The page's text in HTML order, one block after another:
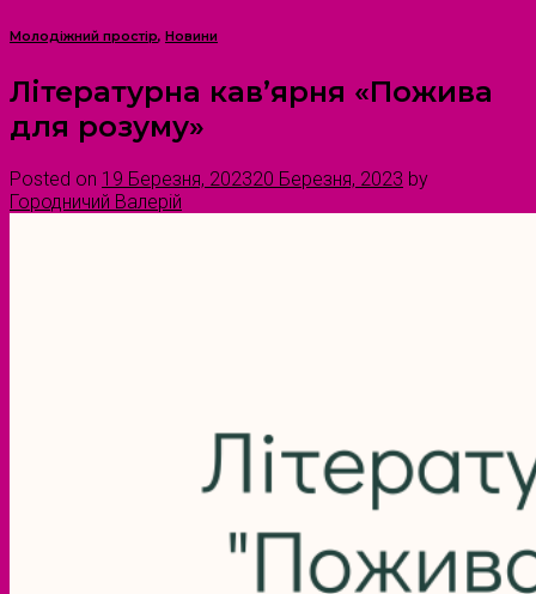
Молодіжний простір, Новини
Літературна кав’ярня «Пожива
для розуму»
Posted on 19 Березня, 202320 Березня, 2023 by
Городничий Валерій